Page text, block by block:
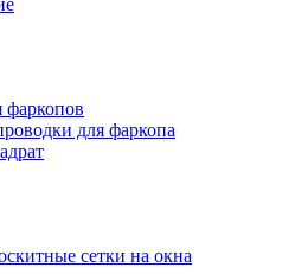
для фаркопа
сетки на окна